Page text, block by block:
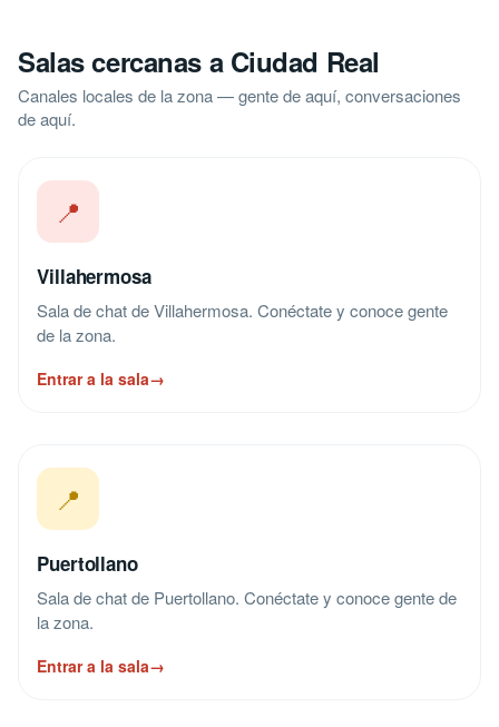
Salas cercanas a Ciudad Real
Canales locales de la zona — gente de aquí, conversaciones
de aquí.
📍
Villahermosa
Sala de chat de Villahermosa. Conéctate y conoce gente
de la zona.
Entrar a la sala→
📍
Puertollano
Sala de chat de Puertollano. Conéctate y conoce gente de
la zona.
Entrar a la sala→